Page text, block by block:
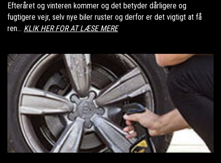
Efteråret og vinteren kommer og det betyder dårligere og
fugtigere vejr, selv nye biler ruster og derfor er det vigtigt at få
ren... KLIK HER FOR AT LÆSE MERE